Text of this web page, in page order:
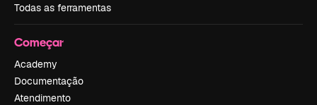
Todas as ferramentas
Começar
Academy
Documentação
Atendimento